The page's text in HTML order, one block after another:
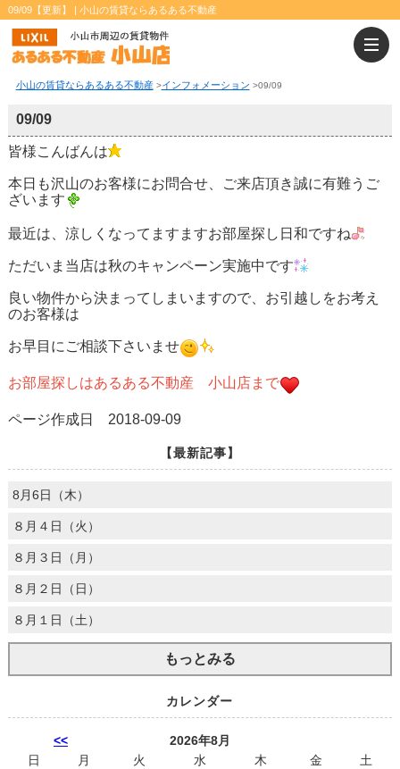
09/09【更新】 | 小山の賃貸ならあるある不動産
小山の賃貸ならあるある不動産>インフォメーション >09/09
09/09
皆様こんばんは
本日も沢山のお客様にお問合せ、ご来店頂き誠に有難うご
ざいます
最近は、涼しくなってますますお部屋探し日和ですね
ただいま当店は秋のキャンペーン実施中です
良い物件から決まってしまいますので、お引越しをお考え
のお客様は
お早目にご相談下さいませ
お部屋探しはあるある不動産 小山店まで
ページ作成日 2018-09-09
【最新記事】
8月6日（木）
８月４日（火）
８月３日（月）
８月２日（日）
８月１日（土）
もっとみる
カレンダー
<<
2026年8月
日
月 火 水 木 金
土